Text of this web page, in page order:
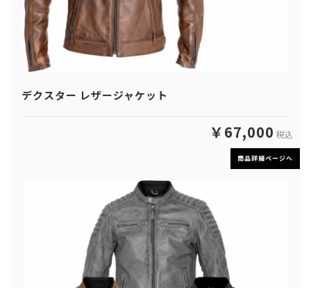
デクスター レザージャケット
￥67,000 税込
商品詳細ページへ